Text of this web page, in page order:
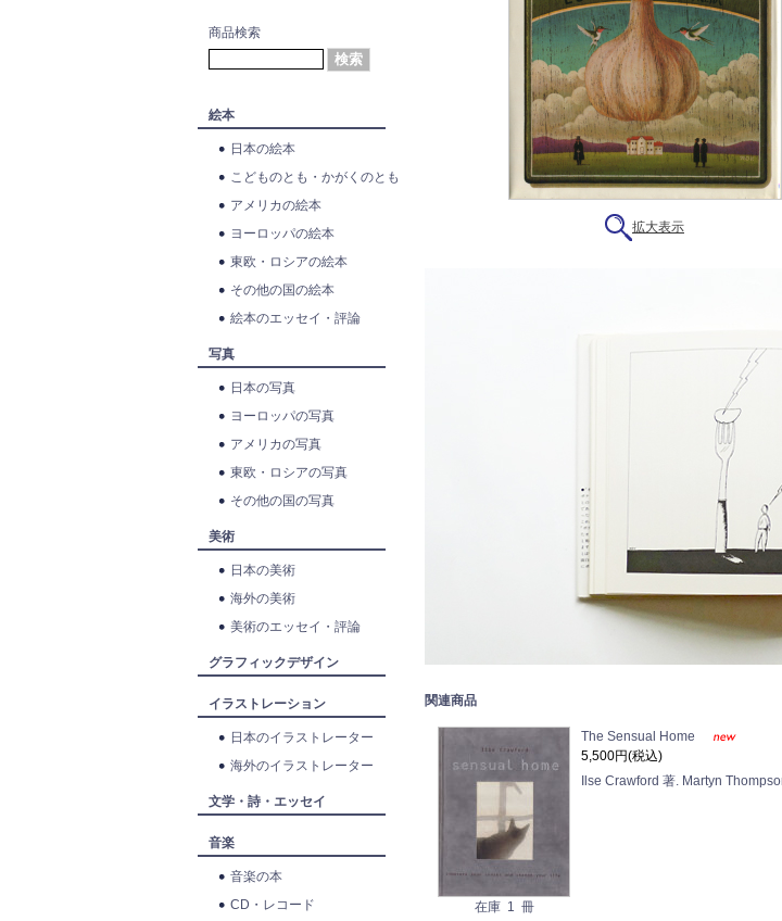
商品検索
絵本
日本の絵本
こどものとも・かがくのとも
アメリカの絵本
ヨーロッパの絵本
東欧・ロシアの絵本
その他の国の絵本
絵本のエッセイ・評論
写真
日本の写真
ヨーロッパの写真
アメリカの写真
東欧・ロシアの写真
その他の国の写真
美術
日本の美術
海外の美術
美術のエッセイ・評論
グラフィックデザイン
イラストレーション
日本のイラストレーター
海外のイラストレーター
文学・詩・エッセイ
音楽
音楽の本
CD・レコード
拡大表示
関連商品
在庫 1 冊
The Sensual Home
5,500円(税込)
Ilse Crawford 著. Martyn